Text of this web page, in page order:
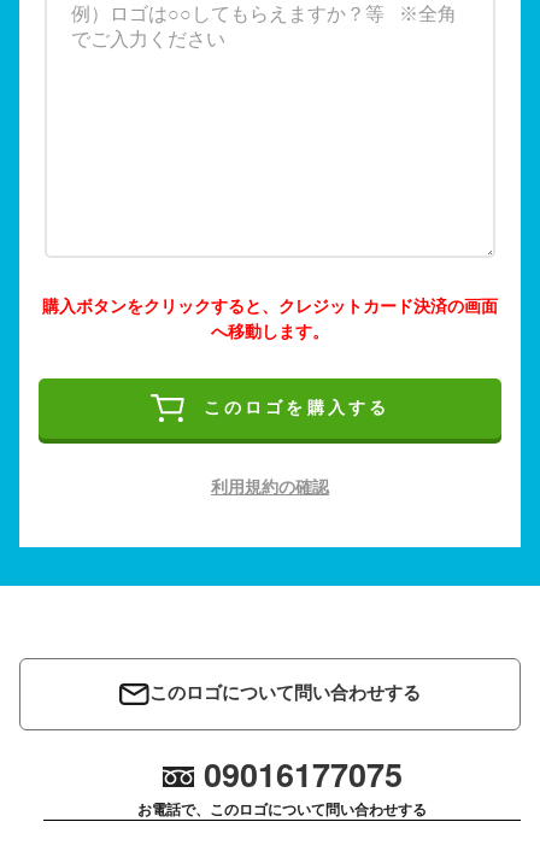
購入ボタンをクリックすると、クレジットカード決済の画面
へ移動します。
このロゴを購入する
利用規約の確認
このロゴについて問い合わせする
09016177075
お電話で、このロゴについて問い合わせする